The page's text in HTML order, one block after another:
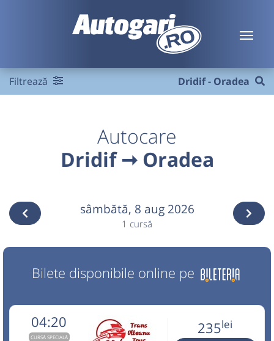
Filtrează Dridif - Oradea
Autocare
Dridif ➞ Oradea
sâmbătă, 8 aug 2026
1 cursă
Bilete disponibile online pe
04:20
CURSĂ SPECIALĂ 235lei